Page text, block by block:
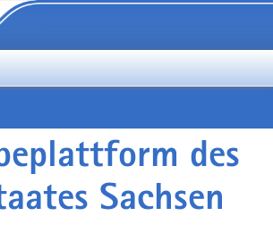
des
Sachsen